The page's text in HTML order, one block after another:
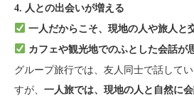
4. 人との出会いが増える
一人だからこそ、現地の人や旅人と
カフェや観光地でのふとした会話が
グループ旅行では、友人同士で話して
すが、 一人旅では、現地の人と自然に